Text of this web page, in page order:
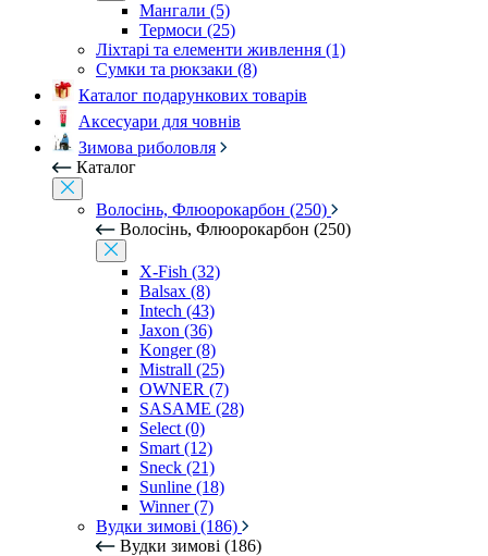
Мангали (5)
Термоси (25)
Ліхтарі та елементи живлення (1)
Сумки та рюкзаки (8)
Каталог подарункових товарів
Аксесуари для човнів
Зимова риболовля
Каталог
Волосінь, Флюорокарбон (250)
Волосінь, Флюорокарбон (250)
X-Fish (32)
Balsax (8)
Intech (43)
Jaxon (36)
Konger (8)
Mistrall (25)
OWNER (7)
SASAME (28)
Select (0)
Smart (12)
Sneck (21)
Sunline (18)
Winner (7)
Вудки зимові (186)
Вудки зимові (186)